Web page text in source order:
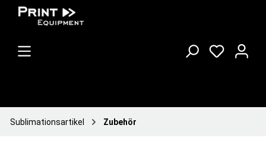
Sublimationsartikel Zubehör